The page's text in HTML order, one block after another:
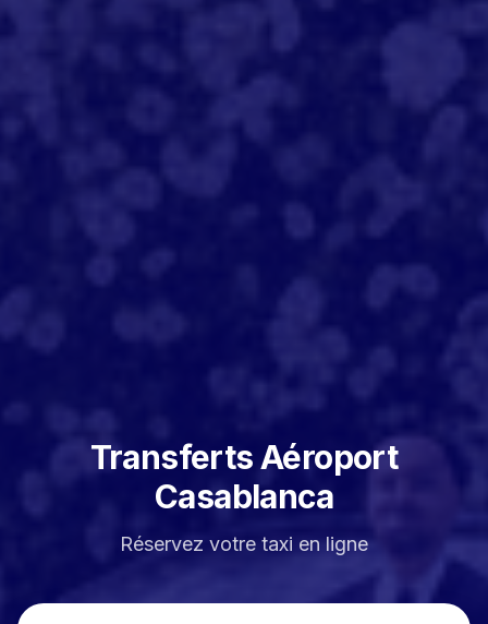
Transferts Aéroport
Casablanca
Réservez votre taxi en ligne